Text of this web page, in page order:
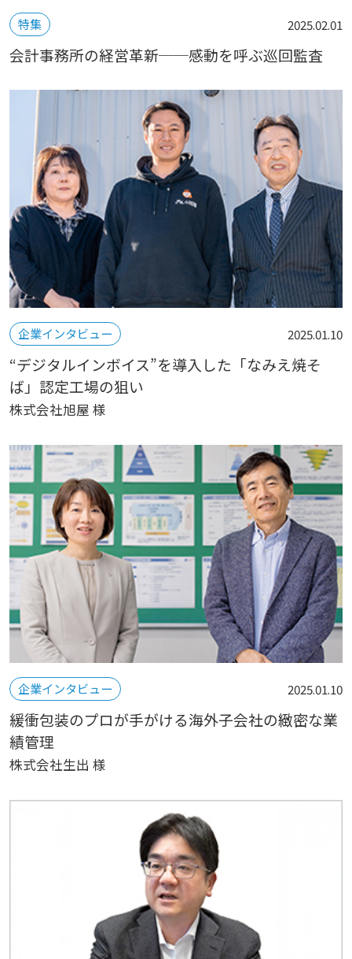
特集 2025.02.01
会計事務所の経営革新──感動を呼ぶ巡回監査
企業インタビュー 2025.01.10
“デジタルインボイス”を導入した「なみえ焼そ
ば」認定工場の狙い
株式会社旭屋 様
企業インタビュー 2025.01.10
緩衝包装のプロが手がける海外子会社の緻密な業
績管理
株式会社生出 様